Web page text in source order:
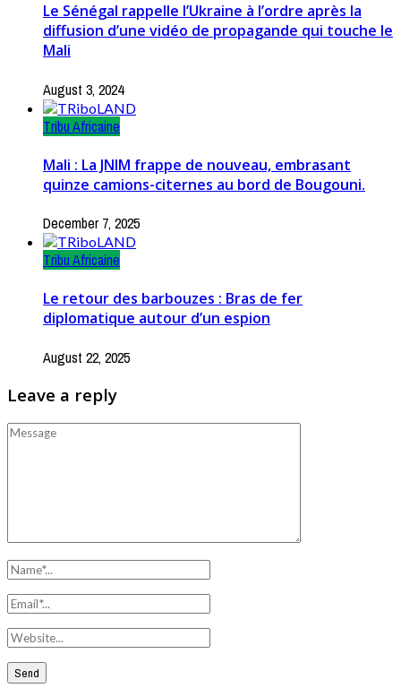
Le Sénégal rappelle l’Ukraine à l’ordre après la
diffusion d’une vidéo de propagande qui touche le
Mali
August 3, 2024
Tribu Africaine
Mali : La JNIM frappe de nouveau, embrasant
quinze camions-citernes au bord de Bougouni.
December 7, 2025
Tribu Africaine
Le retour des barbouzes : Bras de fer
diplomatique autour d’un espion
August 22, 2025
Leave a reply